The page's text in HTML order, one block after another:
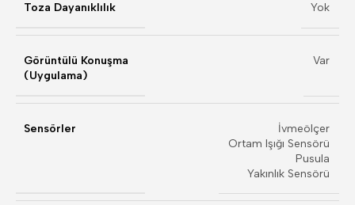
Toza Dayanıklılık Yok
Görüntülü Konuşma
(Uygulama)
Var
Sensörler
İvmeölçer
Ortam Işığı Sensörü
Pusula
Yakınlık Sensörü